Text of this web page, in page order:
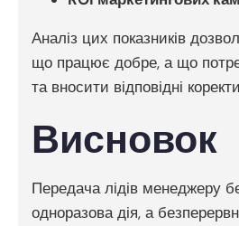
Аналіз цих показників
що працює добре, а що
та вносити відповідні
Висновок
Передача лідів менеджеру
одноразова дія, а